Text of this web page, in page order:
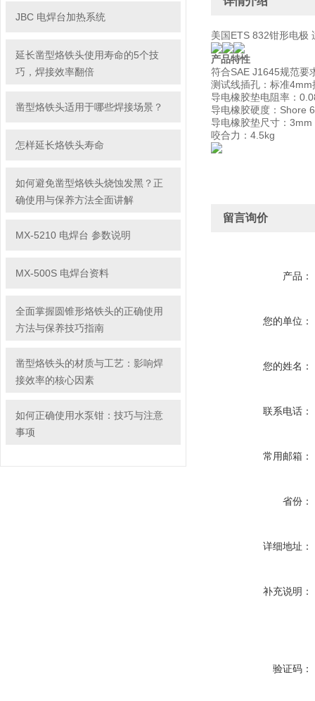
JBC 电焊台加热系统
延长凿型烙铁头使用寿命的5个技
巧，焊接效率翻倍
凿型烙铁头适用于哪些焊接场景？
怎样延长烙铁头寿命
如何避免凿型烙铁头烧蚀发黑？正
确使用与保养方法全面讲解
MX-5210 电焊台 参数说明
MX-500S 电焊台资料
全面掌握圆锥形烙铁头的正确使用
方法与保养技巧指南
凿型烙铁头的材质与工艺：影响焊
接效率的核心因素
如何正确使用水泵钳：技巧与注意
事项
美国ETS 832钳形电极
产品特性
符合SAE J1645规范要
测试线插孔：标准4mm
导电橡胶垫电阻率：
导电橡胶硬度：Shore
导电橡胶垫尺寸：
咬合力：4.5kg
留言询价
产品：
您的单位：
您的姓名：
联系电话：
常用邮箱：
省份：
详细地址：
补充说明：
验证码：